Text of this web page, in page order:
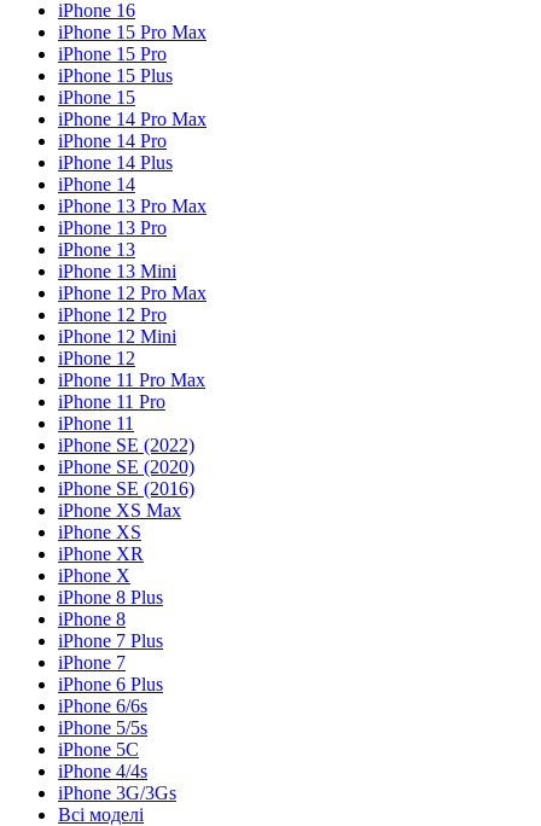
iPhone 16
iPhone 15 Pro Max
iPhone 15 Pro
iPhone 15 Plus
iPhone 15
iPhone 14 Pro Max
iPhone 14 Pro
iPhone 14 Plus
iPhone 14
iPhone 13 Pro Max
iPhone 13 Pro
iPhone 13
iPhone 13 Mini
iPhone 12 Pro Max
iPhone 12 Pro
iPhone 12 Mini
iPhone 12
iPhone 11 Pro Max
iPhone 11 Pro
iPhone 11
iPhone SE (2022)
iPhone SE (2020)
iPhone SE (2016)
iPhone XS Max
iPhone XS
iPhone XR
iPhone X
iPhone 8 Plus
iPhone 8
iPhone 7 Plus
iPhone 7
iPhone 6 Plus
iPhone 6/6s
iPhone 5/5s
iPhone 5C
iPhone 4/4s
iPhone 3G/3Gs
Всі моделі